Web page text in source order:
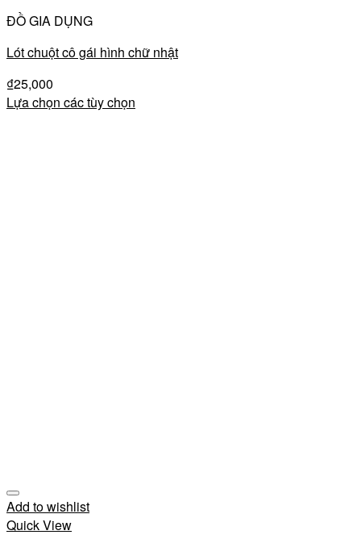
ĐỒ GIA DỤNG
Lót chuột cô gái hình chữ nhật
₫25,000
Lựa chọn các tùy chọn
Add to wishlist
Quick View